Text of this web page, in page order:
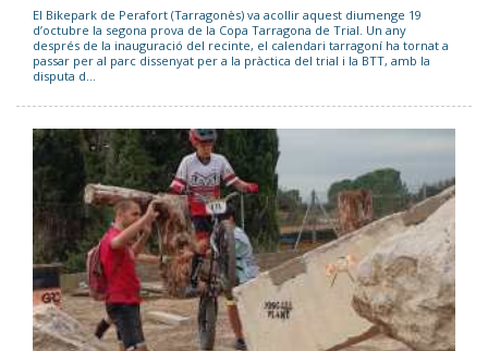
El Bikepark de Perafort (Tarragonès) va acollir aquest diumenge 19
d’octubre la segona prova de la Copa Tarragona de Trial. Un any
després de la inauguració del recinte, el calendari tarragoní ha tornat a
passar per al parc dissenyat per a la pràctica del trial i la BTT, amb la
disputa d...